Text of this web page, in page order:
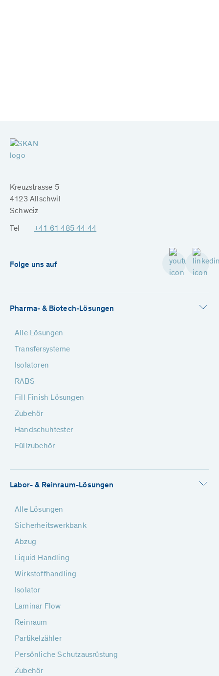
Kreuzstrasse 5
4123 Allschwil
Schweiz
Tel +41 61 485 44 44
Folge uns auf
Pharma- & Biotech-Lösungen
Alle Lösungen
Transfersysteme
Isolatoren
RABS
Fill Finish Lösungen
Zubehör
Handschuhtester
Füllzubehör
Labor- & Reinraum-Lösungen
Alle Lösungen
Sicherheitswerkbank
Abzug
Liquid Handling
Wirkstoffhandling
Isolator
Laminar Flow
Reinraum
Partikelzähler
Persönliche Schutzausrüstung
Zubehör